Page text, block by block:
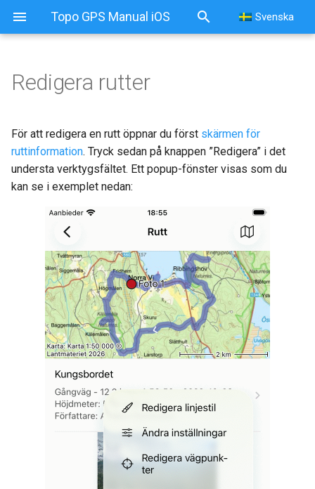
Topo GPS Manual iOS Svenska
Redigera rutter
För att redigera en rutt öppnar du först skärmen för
ruttinformation. Tryck sedan på knappen ”Redigera” i det
understa verktygsfältet. Ett popup-fönster visas som du
kan se i exemplet nedan: